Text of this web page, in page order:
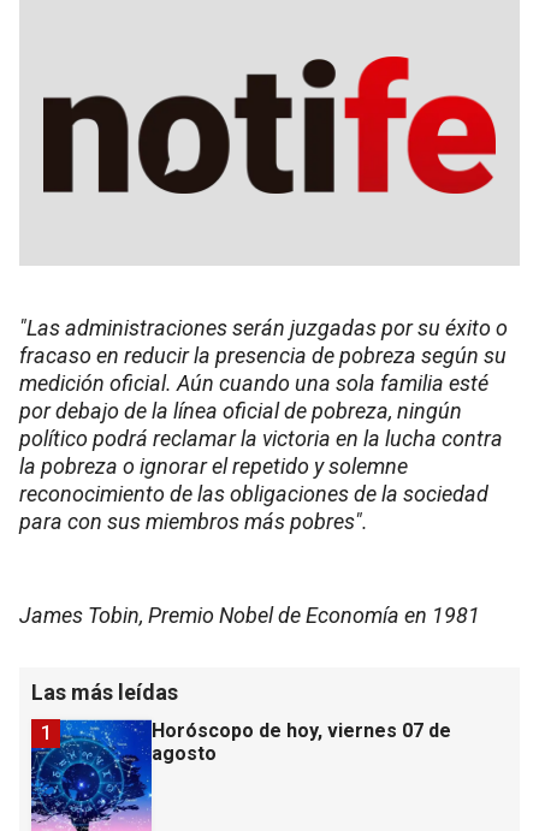
"Las administraciones serán juzgadas por su éxito o
fracaso en reducir la presencia de pobreza según su
medición oficial. Aún cuando una sola familia esté
por debajo de la línea oficial de pobreza, ningún
político podrá reclamar la victoria en la lucha contra
la pobreza o ignorar el repetido y solemne
reconocimiento de las obligaciones de la sociedad
para con sus miembros más pobres".
James Tobin, Premio Nobel de Economía en 1981
Las más leídas
Horóscopo de hoy, viernes 07 de
agosto
1